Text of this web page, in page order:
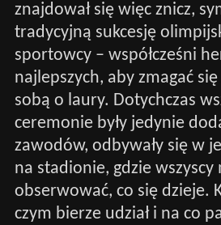
znajdował się więc znicz,
tradycyjną sukcesję
sportowcy – współcześni
najlepszych, aby zmagać
sobą o laury. Dotychczas
ceremonie były jedynie
zawodów, odbywały się w
na stadionie, gdzie wszyscy
obserwować, co się dzieje.
czym bierze udział i na co